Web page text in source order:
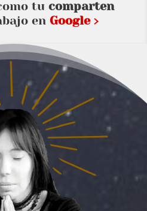
tucomparten
en Google ›